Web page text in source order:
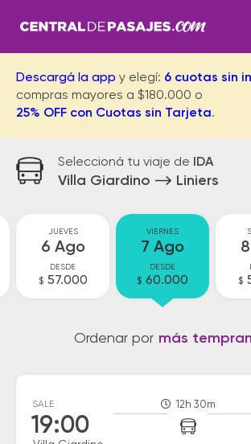
Descargá la app y elegí: 6 cuotas sin
compras mayores a $180.000 o
25% OFF con Cuotas sin Tarjeta.
Seleccioná tu viaje de IDA
Villa Giardino Liniers
JUEVES
6 Ago
DESDE
$ 57.000
VIERNES
7 Ago
DESDE
$ 60.000 $
Ordenar por más
SALE
19:00
12h 30m